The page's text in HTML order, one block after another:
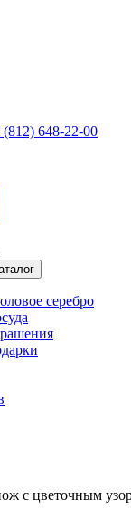
(812) 648-22-00
серебро
с цветочным